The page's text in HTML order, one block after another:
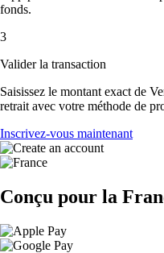
fonds.
3
Valider la transaction
Saisissez le montant exact de
retrait avec votre méthode de
Inscrivez-vous maintenant
Conçu pour la